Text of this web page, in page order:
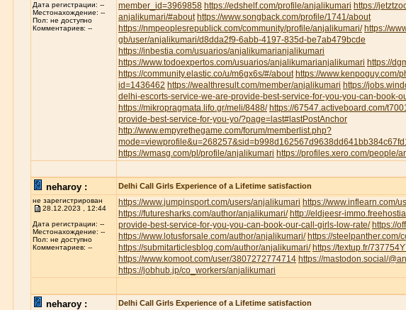
Дата регистрации: --
Местонахождение: --
Пол: не доступно
Комментариев: --
member_id=3969858 https://edshelf.com/profile/anjalikumari https://
anjalikumari/#about https://www.songback.com/profile/1741/about
https://nmpeoplesrepublick.com/community/profile/anjalikumari/ https://
gb/user/anjalikumari/d8dda2f9-6abb-4197-835d-be7ab479bcde
https://inbestia.com/usuarios/anjalikumarianjalikumari
https://www.todoexpertos.com/usuarios/anjalikumarianjalikumari https://
https://community.elastic.co/u/m6gx6s/#/about https://www.kenpoguy.com/
id=1436462 https://wealthresult.com/member/anjalikumari https://
delhi-escorts-service-we-are-provide-best-service-for-you-you-can-book-
https://mikropragmata.lifo.gr/meli/8488/ https://67547.activeboard.com/
provide-best-service-for-you-yo/?page=last#lastPostAnchor
http://www.empyrethegame.com/forum/memberlist.php?
https://wmasg.com/pl/profile/anjalikumari https://profiles.xero.com/people/
neharoy : Delhi Call Girls Experience of a Lifetime satisfaction
не зарегистрирован
28.12.2023 , 12:44
Дата регистрации: --
Местонахождение: --
Пол: не доступно
Комментариев: --
https://www.jumpinsport.com/users/anjalikumari https://www.inflearn.com/
https://futuresharks.com/author/anjalikumari/ http://eldjeesr-
provide-best-service-for-you-you-can-book-our-call-girls-low-rate/ https://
https://www.lotusforsale.com/author/anjalikumari/ https://steelpanther.com/
https://submitarticlesblog.com/author/anjalikumari/ https://textup.fr/
https://www.komoot.com/user/3807272774714 https://mastodon.social/
https://jobhub.jp/co_workers/anjalikumari
neharoy : Delhi Call Girls Experience of a Lifetime satisfaction